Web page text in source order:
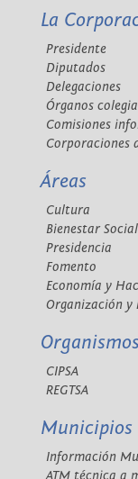
La
Presidente
Diputados
Delegaciones
Órganos
Comisiones
Corporaciones
Áreas
Cultura
Bienestar Social
Presidencia
Fomento
Economía y
Organización y
Organismos
CIPSA
REGTSA
Municipios
Información
ATM técnica a